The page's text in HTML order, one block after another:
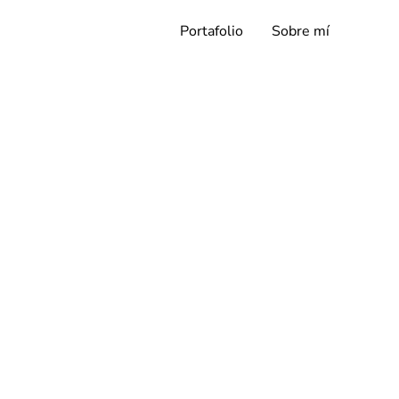
Portafolio Sobre mí